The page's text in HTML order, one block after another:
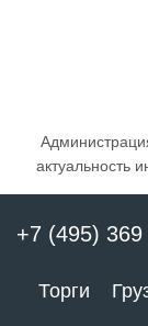
актуальность
+7 (495)
Торги